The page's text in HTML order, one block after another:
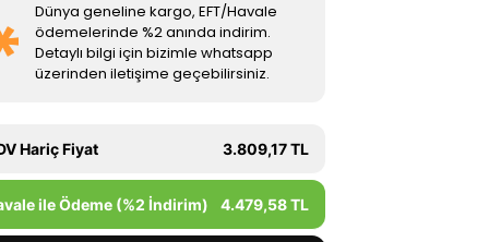
Dünya geneline kargo, EFT/Havale
ödemelerinde %2 anında indirim.
Detaylı bilgi için bizimle whatsapp
üzerinden iletişime geçebilirsiniz.
Hariç Fiyat 3.809,17 TL
ile Ödeme (%2 İndirim) 4.479,58 TL